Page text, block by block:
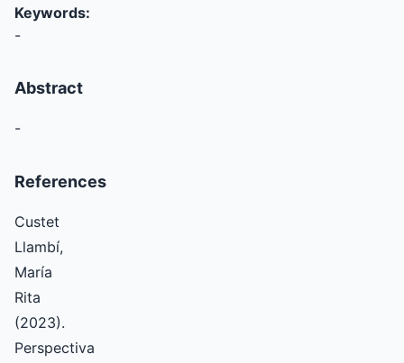
Keywords:
-
Abstract
-
References
Custet
Llambí,
María
Rita
(2023).
Perspectiva